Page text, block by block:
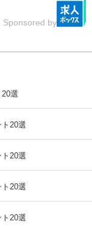
Sponsored by
選
20選
20選
20選
20選